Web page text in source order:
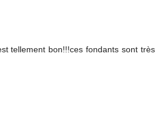
tellement bon!!!ces fondants sont très